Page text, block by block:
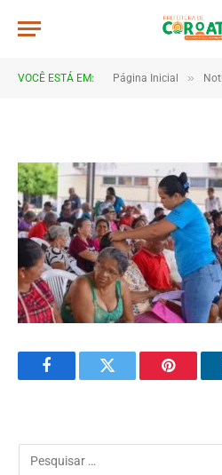
VOCÊ ESTÁ EM: Página Inicial »
JWR_9427
FacebookTwitter